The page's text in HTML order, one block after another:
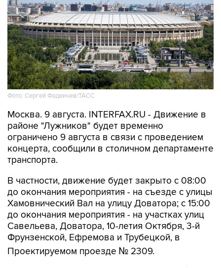
Фото: Сергей Фадеичев/ТАСС
Москва. 9 августа. INTERFAX.RU - Движение в
ограничено 9 августа в связи с проведением
концерта, сообщили в столичном департаменте
транспорта.
В частности, движение будет закрыто с 08:00
Хамовнический Вал на улицу Доватора; с 15:00
до окончания мероприятия - на участках улиц
Савельева, Доватора, 10-летия Октября, 3-й
Фрунзенской, Ефремова и Трубецкой, в
Проектируемом проезде № 2309.
Кроме того, на всех участках ограничений 9